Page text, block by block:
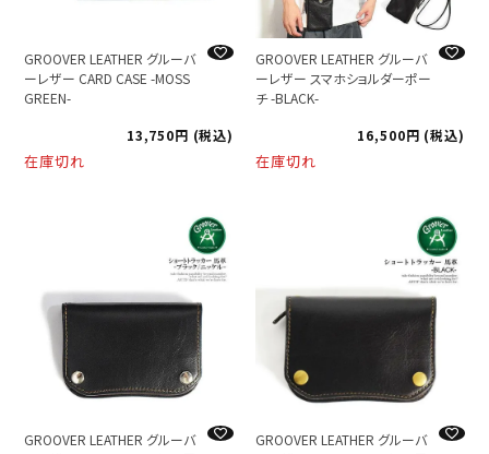
GROOVER LEATHER グルーバ
ーレザー CARD CASE -MOSS
GREEN-
13,750
税込
在庫切れ
GROOVER LEATHER グルーバ
ーレザー スマホショルダーポー
チ -BLACK-
16,500
税込
在庫切れ
GROOVER LEATHER グルーバ
GROOVER LEATHER グルーバ